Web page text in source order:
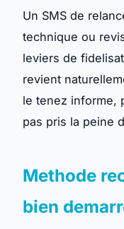
Un SMS de
technique ou
leviers de
revient
le tenez informe,
pas pris la peine
Methode
bien